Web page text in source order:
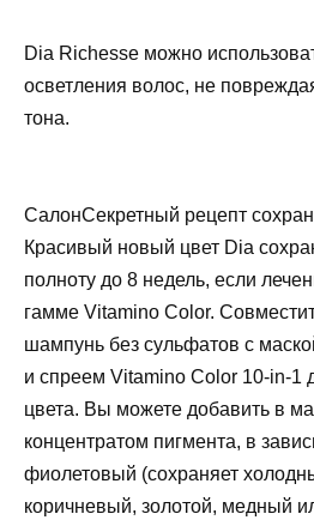
Dia Richesse можно
осветления волос, не
тона.
СалонСекретный рецепт
Красивый новый цвет Dia
полноту до 8 недель, если
гамме Vitamino Color.
шампунь без сульфатов с
и спреем Vitamino Color 10-in-1
цвета. Вы можете добавить в
концентратом пигмента, в
фиолетовый (сохраняет
коричневый, золотой, медный